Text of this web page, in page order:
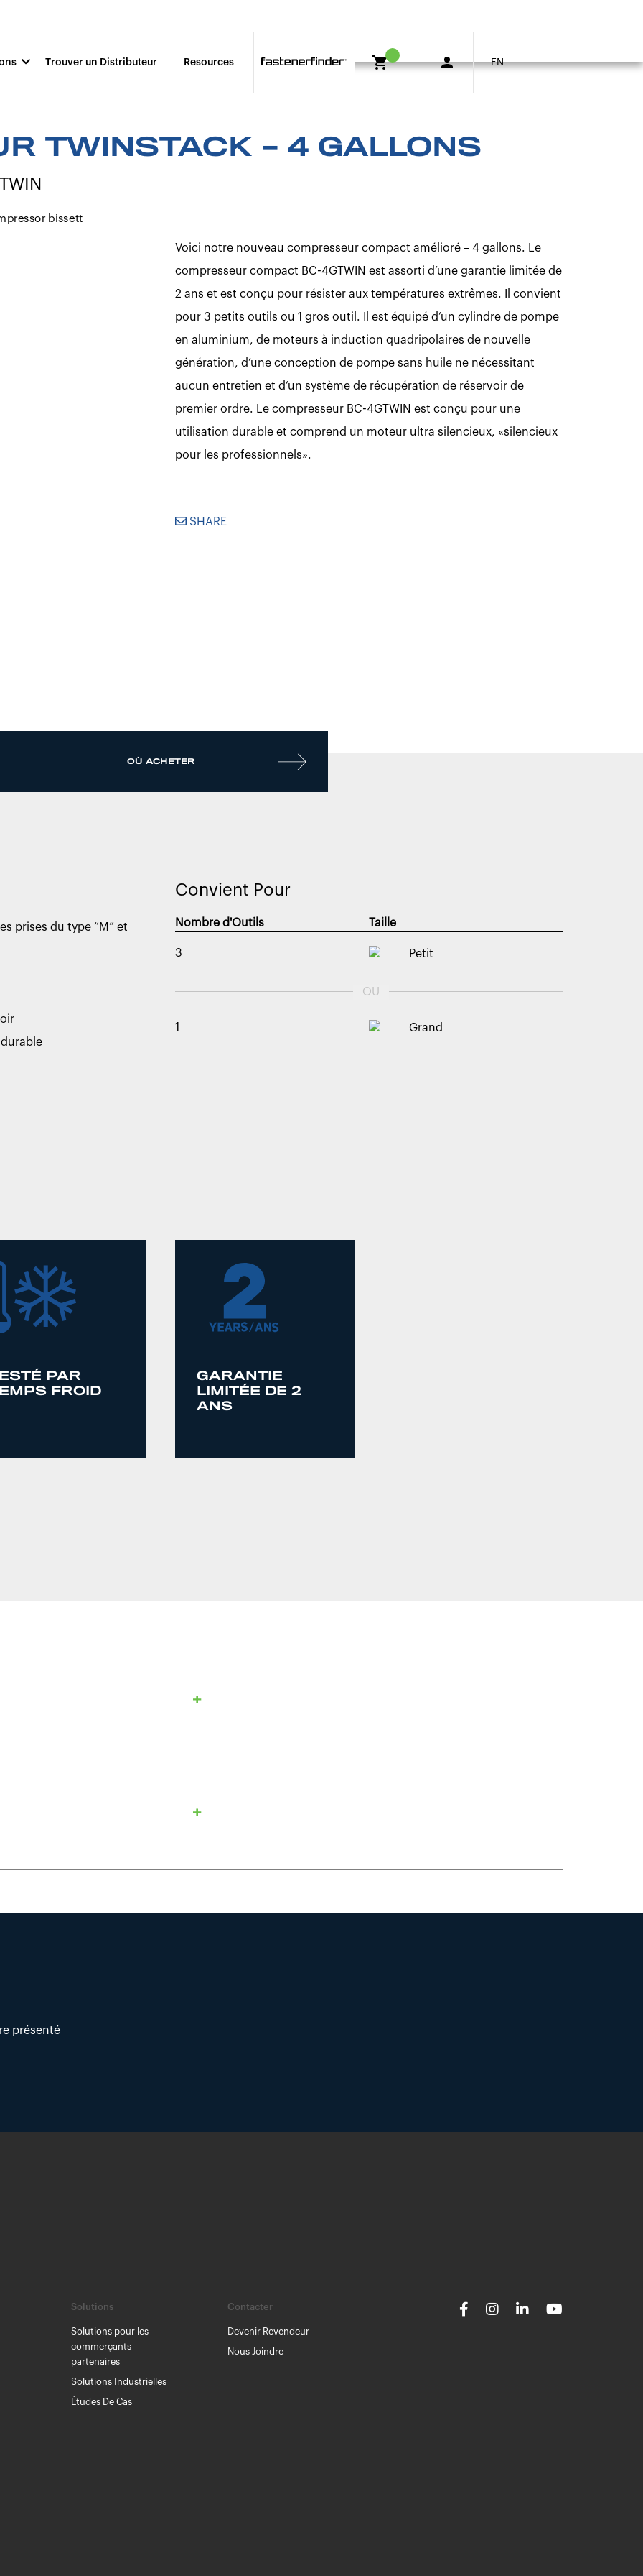
Trouver un Distributeur Resources EN
TWINSTACK – 4 GALLONS
Voici notre nouveau compresseur compact amélioré – 4 gallons. Le
compresseur compact BC-4GTWIN est assorti d’une garantie limitée de
2 ans et est conçu pour résister aux températures extrêmes. Il convient
pour 3 petits outils ou 1 gros outil. Il est équipé d’un cylindre de pompe
en aluminium, de moteurs à induction quadripolaires de nouvelle
génération, d’une conception de pompe sans huile ne nécessitant
aucun entretien et d’un système de récupération de réservoir de
premier ordre. Le compresseur BC-4GTWIN est conçu pour une
utilisation durable et comprend un moteur ultra silencieux, «silencieux
pour les professionnels».
SHARE
OÙ ACHETER
prises du type “M” et
Convient Pour
Nombre d'Outils Taille
3 Petit
OU
1 Grand
PAR
FROID
GARANTIE
LIMITÉE DE 2
ANS
présenté
Solutions
Solutions pour les
commerçants
partenaires
Solutions Industrielles
Études De Cas
Contacter
Devenir Revendeur
Nous Joindre